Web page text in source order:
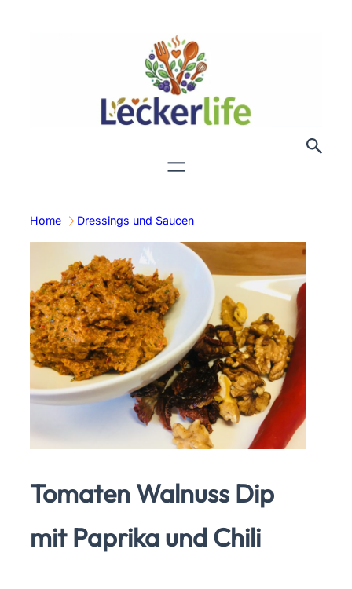
Home Dressings und Saucen
Tomaten Walnuss Dip
mit Paprika und Chili